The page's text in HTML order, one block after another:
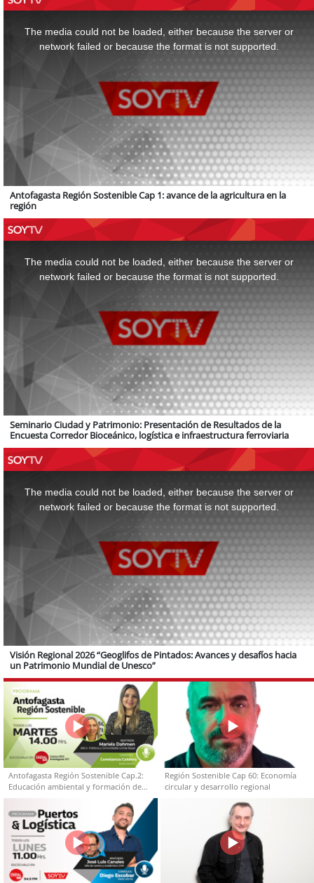
The media could not be loaded, either because the server or
network failed or because the format is not supported.
Antofagasta Región Sostenible Cap 1: avance de la agricultura en la
región
The media could not be loaded, either because the server or
network failed or because the format is not supported.
Seminario Ciudad y Patrimonio: Presentación de Resultados de la
Encuesta Corredor Bioceánico, logística e infraestructura ferroviaria
The media could not be loaded, either because the server or
network failed or because the format is not supported.
Visión Regional 2026 “Geoglifos de Pintados: Avances y desafíos hacia
un Patrimonio Mundial de Unesco”
Antofagasta Región Sostenible Cap.2:
Educación ambiental y formación de
capacidades técnicas
Región Sostenible Cap 60: Economía
circular y desarrollo regional